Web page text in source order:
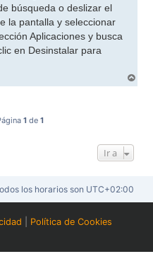
búsqueda o deslizar el
la pantalla y seleccionar
Aplicaciones y busca
en Desinstalar para
r
1 de 1
Ir a
los horarios son UTC+02:00
Política de Cookies